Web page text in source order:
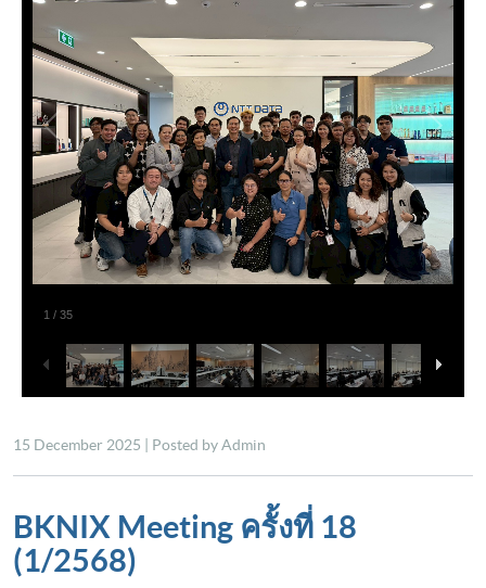
15 December 2025 | Posted by Admin
BKNIX Meeting ครั้งที่ 18
(1/2568)